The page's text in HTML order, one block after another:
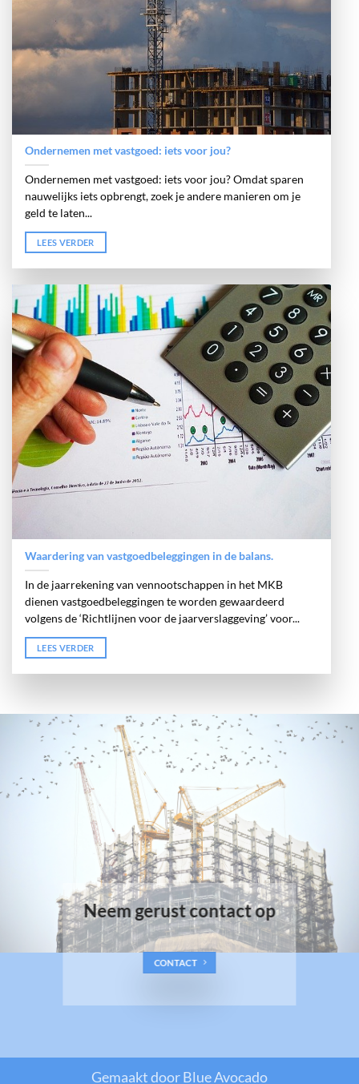
Ondernemen met vastgoed: iets voor jou?
Ondernemen met vastgoed: iets voor jou? Omdat sparen
nauwelijks iets opbrengt, zoek je andere manieren om je
geld te laten...
LEES VERDER
Waardering van vastgoedbeleggingen in de balans.
In de jaarrekening van vennootschappen in het MKB
dienen vastgoedbeleggingen te worden gewaardeerd
volgens de ‘Richtlijnen voor de jaarverslaggeving’ voor...
LEES VERDER
Neem gerust contact op
CONTACT
Gemaakt doorBlueAvocado